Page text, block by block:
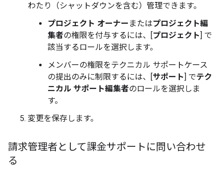
わたり（シャットダウンを含む）管理できます。
プロジェクト オーナー またはプロジェクト編
集者の権限を付与するには、[プロジェクト] で
該当するロールを選択します。
メンバーの権限をテクニカル サポートケース
の提出のみに制限するには、[サポート] でテク
ニカル サポート編集者のロールを選択しま
す。
変更を保存します。
請求管理者として課金サポートに問い合わせ
る